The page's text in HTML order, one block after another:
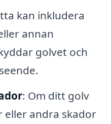
kan inkludera
annan
golvet och
: Om ditt golv
eller andra skador